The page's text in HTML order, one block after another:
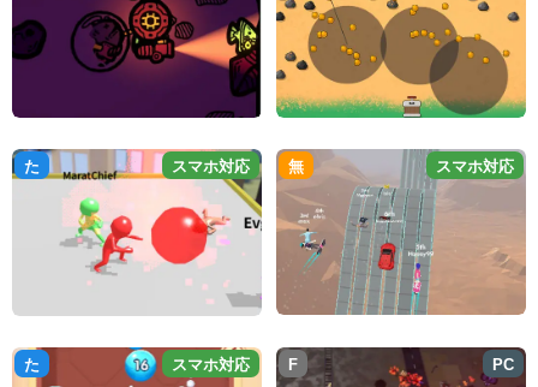
た スマホ対応 無 スマホ対応
た スマホ対応 F PC